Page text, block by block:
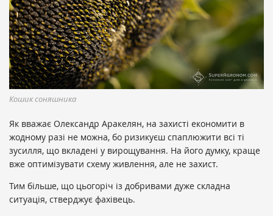
Кошик соняшника
Як вважає Олександр Аракелян, на захисті економити в
жодному разі не можна, бо ризикуєш спаплюжити всі ті
зусилля, що вкладені у вирощування. На його думку, краще
вже оптимізувати схему живлення, але не захист.
Тим більше, що цьогоріч із добривами дуже складна
ситуація, стверджує фахівець.